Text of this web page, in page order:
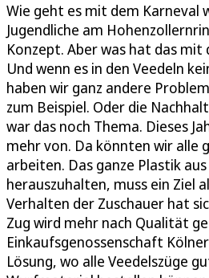
Wie geht es mit dem Karneval
Jugendliche am
Konzept. Aber was hat das mit
Und wenn es in den Veedeln
haben wir ganz andere
zum Beispiel. Oder die
war das noch Thema. Dieses
mehr von. Da könnten wir alle
arbeiten. Das ganze Plastik
herauszuhalten, muss ein Ziel
Verhalten der Zuschauer hat
Zug wird mehr nach Qualität
Einkaufsgenossenschaft
Lösung, wo alle Veedelszüge